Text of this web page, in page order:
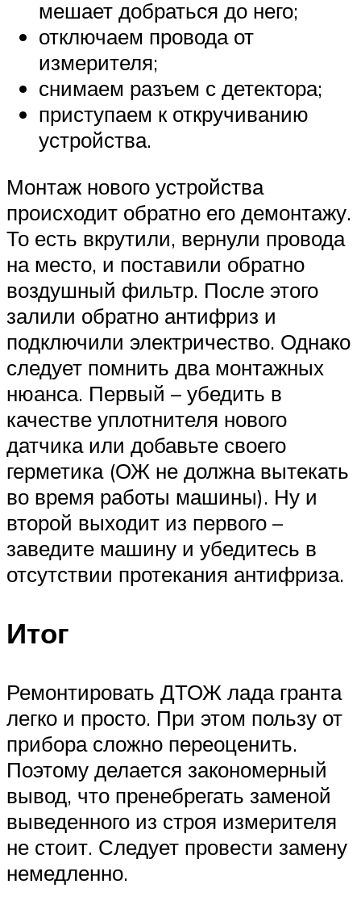
мешает добраться до него;
отключаем провода от
измерителя;
снимаем разъем с детектора;
приступаем к откручиванию
устройства.
Монтаж нового устройства
происходит обратно его демонтажу.
То есть вкрутили, вернули провода
на место, и поставили обратно
воздушный фильтр. После этого
залили обратно антифриз и
подключили электричество. Однако
следует помнить два монтажных
нюанса. Первый – убедить в
качестве уплотнителя нового
датчика или добавьте своего
герметика (ОЖ не должна вытекать
во время работы машины). Ну и
второй выходит из первого –
заведите машину и убедитесь в
отсутствии протекания антифриза.
Итог
Ремонтировать ДТОЖ лада гранта
легко и просто. При этом пользу от
прибора сложно переоценить.
Поэтому делается закономерный
вывод, что пренебрегать заменой
выведенного из строя измерителя
не стоит. Следует провести замену
немедленно.